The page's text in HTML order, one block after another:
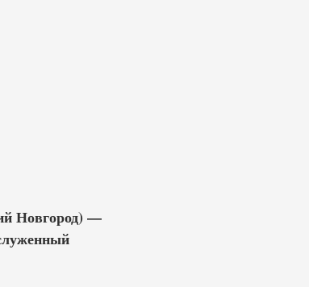
Новгород) —